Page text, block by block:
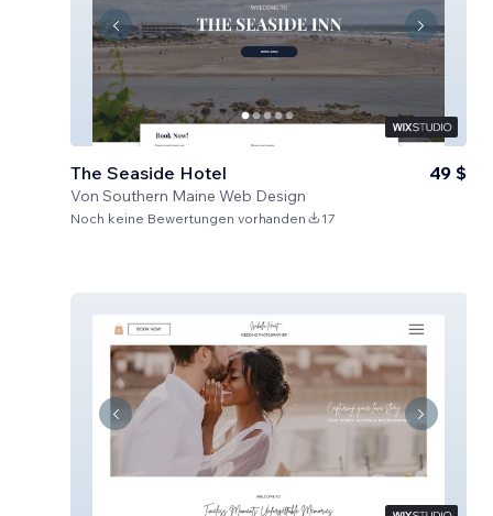
The Seaside Hotel
Von Southern Maine Web Design
49 $
Noch keine Bewertungen vorhanden 17